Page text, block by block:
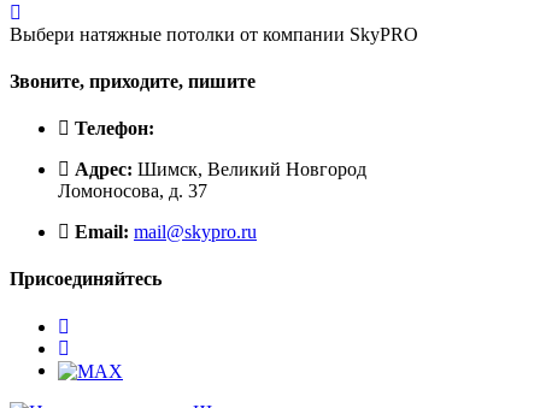
Выбери натяжные потолки от компании SkyPRO
Звоните, приходите, пишите
Телефон:
Адрес: Шимск, Великий Новгород
Ломоносова, д. 37
Email: mail@skypro.ru
Присоединяйтесь